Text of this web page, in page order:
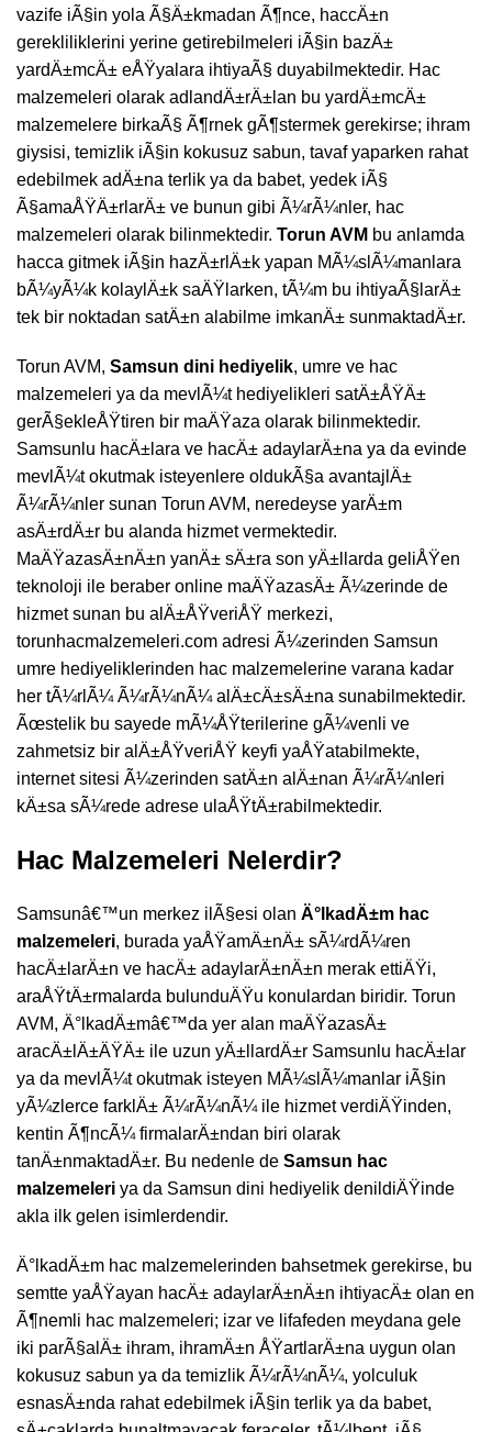
vazife iÃ§in yola Ã§Ä±kmadan Ã¶nce, haccÄ±n
gerekliliklerini yerine getirebilmeleri iÃ§in bazÄ±
yardÄ±mcÄ± eÅŸyalara ihtiyaÃ§ duyabilmektedir. Hac
malzemeleri olarak adlandÄ±rÄ±lan bu yardÄ±mcÄ±
malzemelere birkaÃ§ Ã¶rnek gÃ¶stermek gerekirse; ihram
giysisi, temizlik iÃ§in kokusuz sabun, tavaf yaparken rahat
edebilmek adÄ±na terlik ya da babet, yedek iÃ§
Ã§amaÅŸÄ±rlarÄ± ve bunun gibi Ã¼rÃ¼nler, hac
malzemeleri olarak bilinmektedir. Torun AVM bu anlamda
hacca gitmek iÃ§in hazÄ±rlÄ±k yapan MÃ¼slÃ¼manlara
bÃ¼yÃ¼k kolaylÄ±k saÄŸlarken, tÃ¼m bu ihtiyaÃ§larÄ±
tek bir noktadan satÄ±n alabilme imkanÄ± sunmaktadÄ±r.
Torun AVM, Samsun dini hediyelik, umre ve hac
malzemeleri ya da mevlÃ¼t hediyelikleri satÄ±ÅŸÄ±
gerÃ§ekleÅŸtiren bir maÄŸaza olarak bilinmektedir.
Samsunlu hacÄ±lara ve hacÄ± adaylarÄ±na ya da evinde
mevlÃ¼t okutmak isteyenlere oldukÃ§a avantajlÄ±
Ã¼rÃ¼nler sunan Torun AVM, neredeyse yarÄ±m
asÄ±rdÄ±r bu alanda hizmet vermektedir.
MaÄŸazasÄ±nÄ±n yanÄ± sÄ±ra son yÄ±llarda geliÅŸen
teknoloji ile beraber online maÄŸazasÄ± Ã¼zerinde de
hizmet sunan bu alÄ±ÅŸveriÅŸ merkezi,
torunhacmalzemeleri.com adresi Ã¼zerinden Samsun
umre hediyeliklerinden hac malzemelerine varana kadar
her tÃ¼rlÃ¼ Ã¼rÃ¼nÃ¼ alÄ±cÄ±sÄ±na sunabilmektedir.
Ãœstelik bu sayede mÃ¼ÅŸterilerine gÃ¼venli ve
zahmetsiz bir alÄ±ÅŸveriÅŸ keyfi yaÅŸatabilmekte,
internet sitesi Ã¼zerinden satÄ±n alÄ±nan Ã¼rÃ¼nleri
kÄ±sa sÃ¼rede adrese ulaÅŸtÄ±rabilmektedir.
Hac Malzemeleri Nelerdir?
Samsunâ€™un merkez ilÃ§esi olan Ä°lkadÄ±m hac
malzemeleri, burada yaÅŸamÄ±nÄ± sÃ¼rdÃ¼ren
hacÄ±larÄ±n ve hacÄ± adaylarÄ±nÄ±n merak ettiÄŸi,
araÅŸtÄ±rmalarda bulunduÄŸu konulardan biridir. Torun
AVM, Ä°lkadÄ±mâ€™da yer alan maÄŸazasÄ±
aracÄ±lÄ±ÄŸÄ± ile uzun yÄ±llardÄ±r Samsunlu hacÄ±lar
ya da mevlÃ¼t okutmak isteyen MÃ¼slÃ¼manlar iÃ§in
yÃ¼zlerce farklÄ± Ã¼rÃ¼nÃ¼ ile hizmet verdiÄŸinden,
kentin Ã¶ncÃ¼ firmalarÄ±ndan biri olarak
tanÄ±nmaktadÄ±r. Bu nedenle de Samsun hac
malzemeleri ya da Samsun dini hediyelik denildiÄŸinde
akla ilk gelen isimlerdendir.
Ä°lkadÄ±m hac malzemelerinden bahsetmek gerekirse, bu
semtte yaÅŸayan hacÄ± adaylarÄ±nÄ±n ihtiyacÄ± olan en
Ã¶nemli hac malzemeleri; izar ve lifafeden meydana gele
iki parÃ§alÄ± ihram, ihramÄ±n ÅŸartlarÄ±na uygun olan
kokusuz sabun ya da temizlik Ã¼rÃ¼nÃ¼, yolculuk
esnasÄ±nda rahat edebilmek iÃ§in terlik ya da babet,